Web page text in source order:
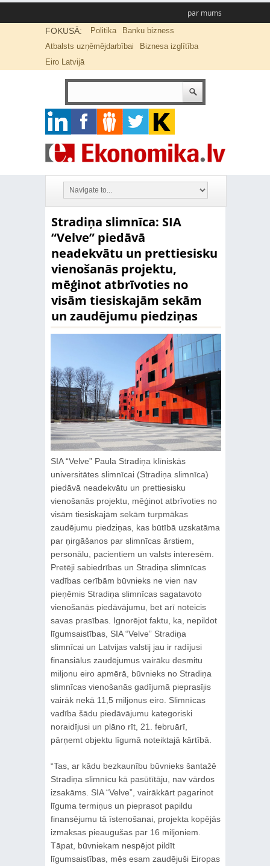
par mums
FOKUSĀ: Politika
Banku bizness
Atbalsts uzņēmējdarbībai
Biznesa izglītība
Eiro Latvijā
Stradiņa slimnīca: SIA
“Velve” piedāvā
neadekvātu un prettiesisku
vienošanās projektu,
mēģinot atbrīvoties no
visām tiesiskajām sekām
un zaudējumu piedziņas
SIA “Velve” Paula Stradiņa klīniskās
universitātes slimnīcai (Stradiņa slimnīca)
piedāvā neadekvātu un prettiesisku
vienošanās projektu, mēģinot atbrīvoties no
visām tiesiskajām sekām turpmākas
zaudējumu piedziņas, kas būtībā uzskatāma
par ņirgāšanos par slimnīcas ārstiem,
personālu, pacientiem un valsts interesēm.
Pretēji sabiedrības un Stradiņa slimnīcas
vadības cerībām būvnieks ne vien nav
pieņēmis Stradiņa slimnīcas sagatavoto
vienošanās piedāvājumu, bet arī noteicis
savas prasības. Ignorējot faktu, ka, nepildot
līgumsaistības, SIA “Velve” Stradiņa
slimnīcai un Latvijas valstij jau ir radījusi
finansiālus zaudējumus vairāku desmitu
miljonu eiro apmērā, būvnieks no Stradiņa
slimnīcas vienošanās gadījumā pieprasījis
vairāk nekā 11,5 miljonus eiro. Slimnīcas
vadība šādu piedāvājumu kategoriski
noraidījusi un plāno rīt, 21. februārī,
pārņemt objektu līgumā noteiktajā kārtībā.
“Tas, ar kādu bezkaunību būvnieks šantažē
Stradiņa slimnīcu kā pasūtītāju, nav vārdos
izsakāms. SIA “Velve”, vairākkārt pagarinot
līguma termiņus un pieprasot papildu
finansējumu tā īstenošanai, projekta kopējās
izmaksas pieaugušas par 16 miljoniem.
Tāpat, būvniekam nespējot pildīt
līgumsaistības, mēs esam zaudējuši Eiropas